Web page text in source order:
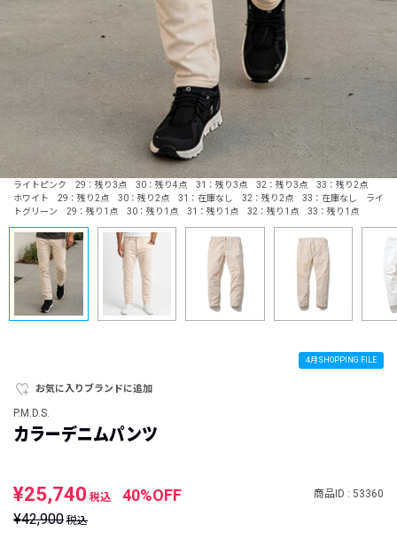
ライトピンク 29：残り3点 30：残り4点 31：残り3点 32：残り3点 33：残り2点
ホワイト 29：残り2点 30：残り2点 31：在庫なし 32：残り2点 33：在庫なし ライ
トグリーン 29：残り1点 30：残り1点 31：残り1点 32：残り1点 33：残り1点
4月SHOPPING FILE
お気に入りブランドに追加
P.M.D.S.
カラーデニムパンツ
¥25,740 税込 40%OFF 商品ID : 53360
¥42,900 税込